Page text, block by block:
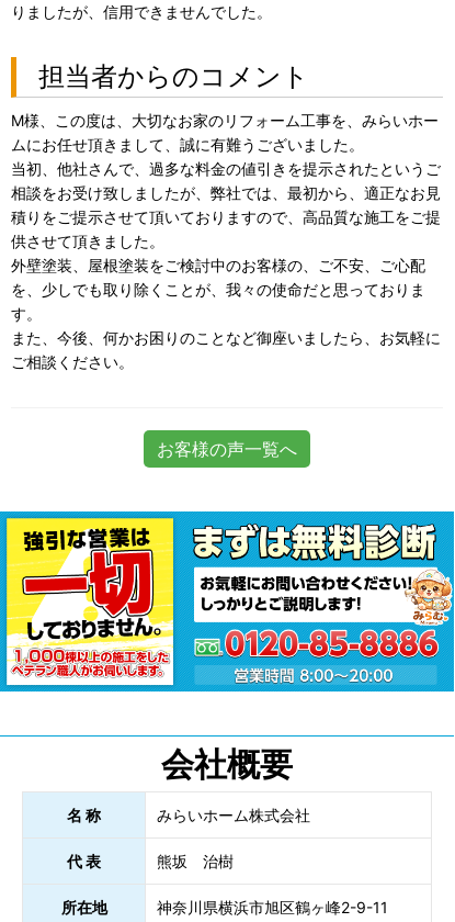
りましたが、信用できませんでした。
担当者からのコメント
M様、この度は、大切なお家のリフォーム工事を、みらいホー
ムにお任せ頂きまして、誠に有難うございました。
当初、他社さんで、過多な料金の値引きを提示されたというご
相談をお受け致しましたが、弊社では、最初から、適正なお見
積りをご提示させて頂いておりますので、高品質な施工をご提
供させて頂きました。
外壁塗装、屋根塗装をご検討中のお客様の、ご不安、ご心配
を、少しでも取り除くことが、我々の使命だと思っておりま
す。
また、今後、何かお困りのことなど御座いましたら、お気軽に
ご相談ください。
お客様の声一覧へ
会社概要
名 称 みらいホーム株式会社
代 表 熊坂 治樹
所在地 神奈川県横浜市旭区鶴ヶ峰2-9-11